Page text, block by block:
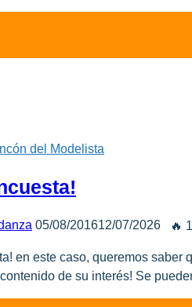
del Modelista
05/08/201612/07/2026 🔥
en este caso, queremos
de su interés! Se